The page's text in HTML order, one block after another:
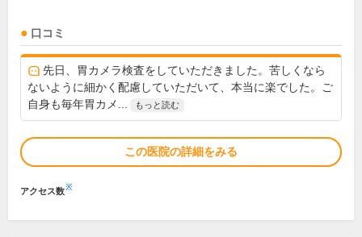
口コミ
先日、胃カメラ検査をしていただきました。苦しくなら
ないように細かく配慮していただいて、本当に楽でした。ご
自身も毎年胃カメ...
もっと読む
この医院の詳細をみる
アクセス数※